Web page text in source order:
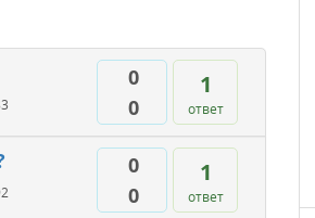
0
0
1
ответ
0
0
1
ответ